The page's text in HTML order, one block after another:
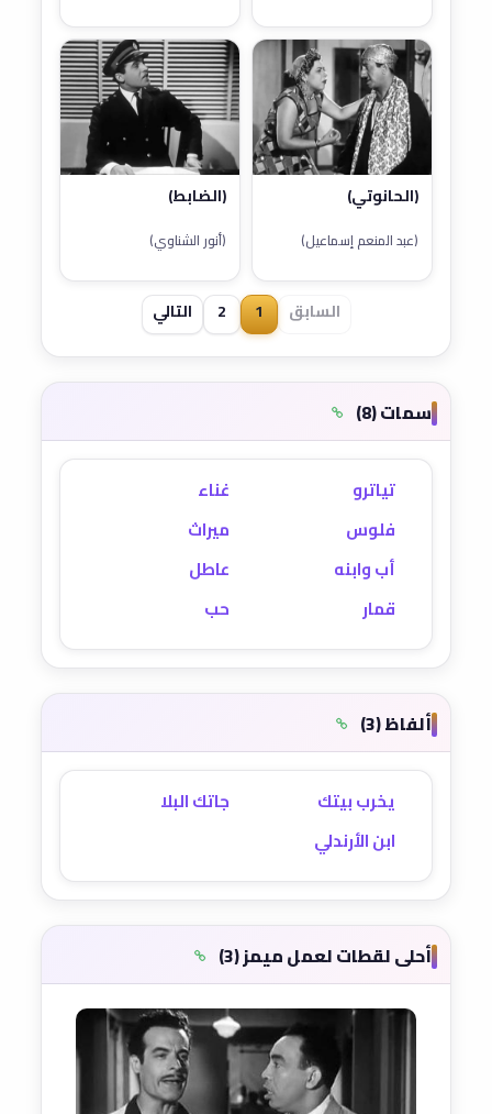
(الحانوتي)
(عبد المنعم إسماعيل)
(الضابط)
(أنور الشناوي)
السابق 1
2 التالي
سمات (8)
تياترو
غناء
فلوس
ميراث
أب وابنه
عاطل
قمار
حب
ألفاظ (3)
يخرب بيتك
جاتك البلا
ابن الأرندلي
أحلى لقطات لعمل ميمز (3)